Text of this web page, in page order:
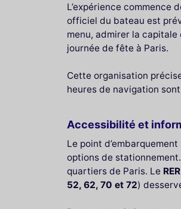
L’expérience commence
officiel du bateau est
menu, admirer la
journée de fête à Paris.
Cette organisation
heures de navigation
Accessibilité et
Le point
options de
quartiers de Paris. Le
52, 62, 70 et 72)